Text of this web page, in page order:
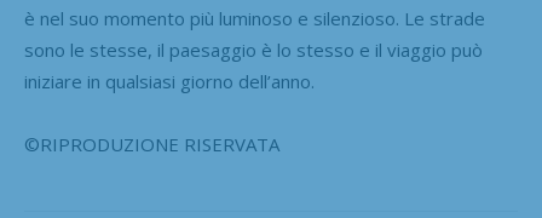
è nel suo momento più luminoso e silenzioso. Le strade
sono le stesse, il paesaggio è lo stesso e il viaggio può
iniziare in qualsiasi giorno dell’anno.
©RIPRODUZIONE RISERVATA